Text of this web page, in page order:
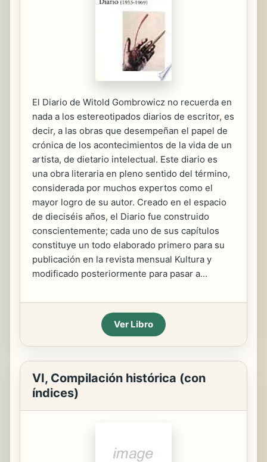
El Diario de Witold Gombrowicz no recuerda en
nada a los estereotipados diarios de escritor, es
decir, a las obras que desempeñan el papel de
crónica de los acontecimientos de la vida de un
artista, de dietario intelectual. Este diario es
una obra literaria en pleno sentido del término,
considerada por muchos expertos como el
mayor logro de su autor. Creado en el espacio
de dieciséis años, el Diario fue construido
conscientemente; cada uno de sus capítulos
constituye un todo elaborado primero para su
publicación en la revista mensual Kultura y
modificado posteriormente para pasar a...
Ver Libro
VI, Compilación histórica (con
índices)